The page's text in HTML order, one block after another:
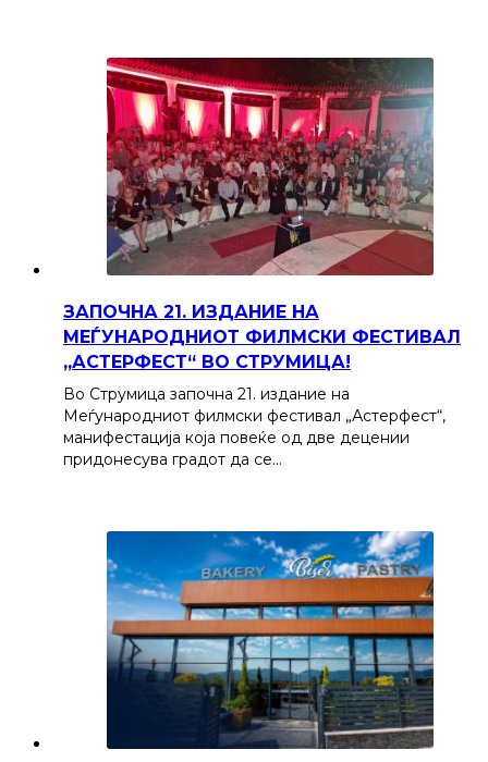
ЗАПОЧНА 21. ИЗДАНИЕ НА
МЕЃУНАРОДНИОТ ФИЛМСКИ ФЕСТИВАЛ
„АСТЕРФЕСТ“ ВО СТРУМИЦА!
Во Струмица започна 21. издание на
Меѓународниот филмски фестивал „Астерфест“,
манифестација која повеќе од две децении
придонесува градот да се…